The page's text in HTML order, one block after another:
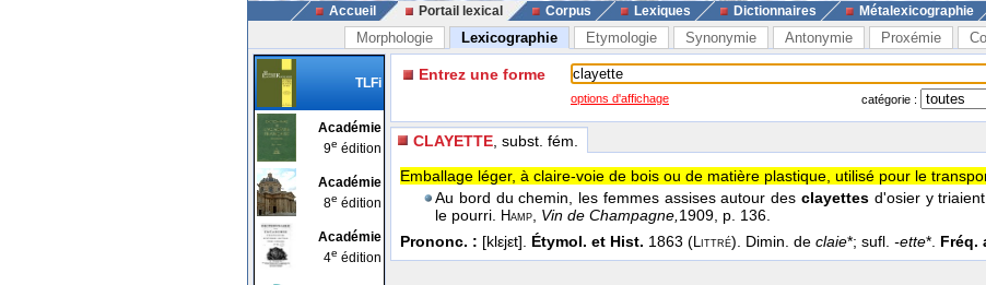
Accueil Portail lexical Corpus Lexiques Dictionnaires Métalexicographie
Morphologie Lexicographie Etymologie Synonymie Antonymie Proxémie
TLFi
Académie
9e édition
Académie
8e édition
Académie
4e édition
Entrez une forme
options d'affichage catégorie :
CLAYETTE , subst. fém.
Emballage léger, à claire-voie de bois ou de matière plastique, utilisé pour le
Au bord du chemin, les femmes assises autour des clayettes d'osier y
le pourri. Hamp, Vin de Champagne,1909, p. 136.
Prononc. : [klεjεt]. Étymol. et Hist. 1863 (Littré). Dimin. de claie*; sufl. -ette*. Fréq.